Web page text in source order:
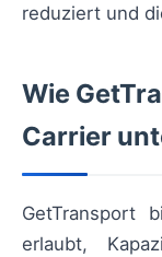
reduziert und
Wie
Carrier
GetTransport
erlaubt,